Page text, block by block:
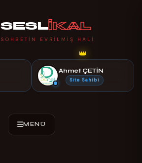
SESLİKAL
SOHBETIN EVRILMIŞ HALI
👑
Ahmet ÇETİN
Site Sahibi